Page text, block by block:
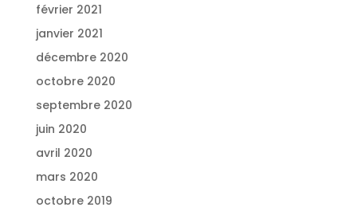
février 2021
janvier 2021
décembre 2020
octobre 2020
septembre 2020
juin 2020
avril 2020
mars 2020
octobre 2019